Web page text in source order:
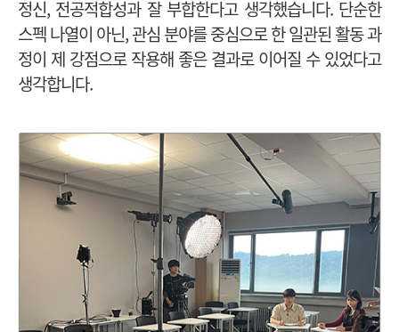
정신, 전공적합성과 잘 부합한다고 생각했습니다. 단순한
스펙 나열이 아닌, 관심 분야를 중심으로 한 일관된 활동 과
정이 제 강점으로 작용해 좋은 결과로 이어질 수 있었다고
생각합니다.